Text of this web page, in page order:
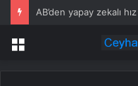
AB’den yapay zekalı
Menü